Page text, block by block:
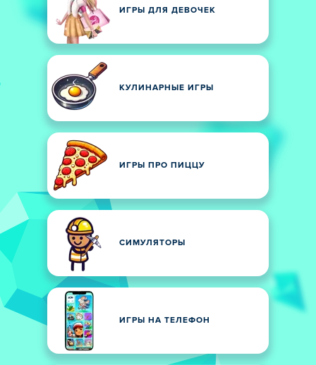
ИГРЫ ДЛЯ ДЕВОЧЕК
КУЛИНАРНЫЕ ИГРЫ
ИГРЫ ПРО ПИЦЦУ
СИМУЛЯТОРЫ
ИГРЫ НА ТЕЛЕФОН